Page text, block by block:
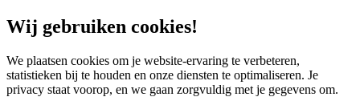
Wij gebruiken cookies!
We plaatsen cookies om je website-ervaring te verbeteren,
statistieken bij te houden en onze diensten te optimaliseren. Je
privacy staat voorop, en we gaan zorgvuldig met je gegevens om.